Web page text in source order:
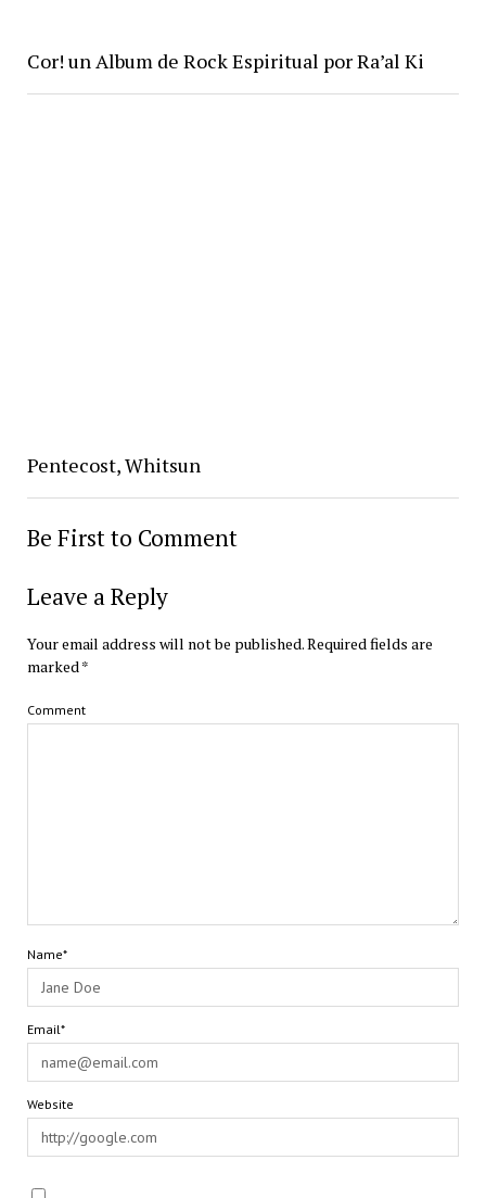
Cor! un Album de Rock Espiritual por Ra’al Ki
Pentecost, Whitsun
Be First to Comment
Leave a Reply
Your email address will not be published.Required fields are
marked *
Comment
Name*
Email*
Website